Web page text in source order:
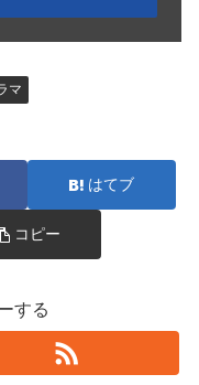
マ
はてブ
コピー
する